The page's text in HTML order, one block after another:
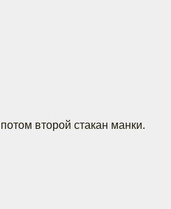
второй стакан манки.